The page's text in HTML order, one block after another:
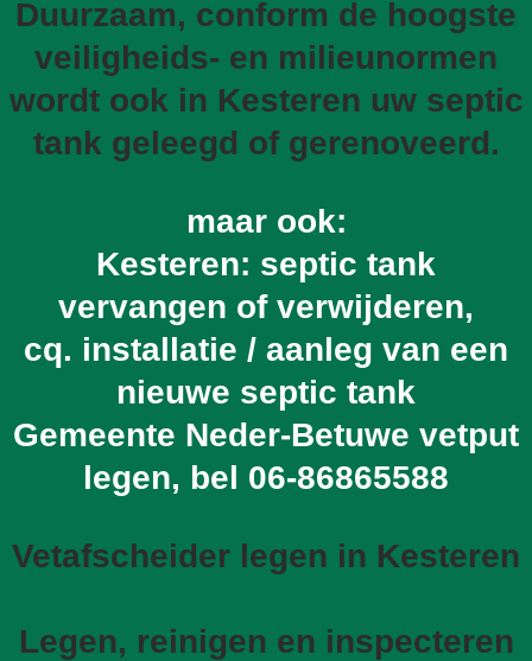
Duurzaam, conform de hoogste
veiligheids- en milieunormen
wordt ook in Kesteren uw septic
tank geleegd of gerenoveerd.
maar ook:
Kesteren: septic tank
vervangen of verwijderen,
cq. installatie / aanleg van een
nieuwe septic tank
Gemeente Neder-Betuwe vetput
legen, bel 06-86865588
Vetafscheider legen in Kesteren
Legen, reinigen en inspecteren